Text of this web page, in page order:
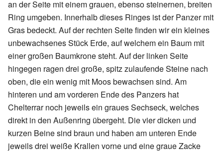
an der Seite mit einem grauen, ebenso steinernen, breiten
Ring umgeben. Innerhalb dieses Ringes ist der Panzer mit
Gras bedeckt. Auf der rechten Seite finden wir ein kleines
unbewachsenes Stück Erde, auf welchem ein Baum mit
einer großen Baumkrone steht. Auf der linken Seite
hingegen ragen drei große, spitz zulaufende Steine nach
oben, die ein wenig mit Moos bewachsen sind. Am
hinteren und am vorderen Ende des Panzers hat
Chelterrar noch jeweils ein graues Sechseck, welches
direkt in den Außenring übergeht. Die vier dicken und
kurzen Beine sind braun und haben am unteren Ende
jeweils drei weiße Krallen vorne und eine graue Zacke